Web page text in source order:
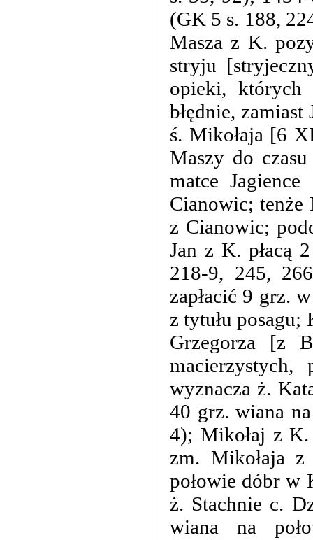
(GK 5 s. 188,
Masza z K.
stryju
opieki,
błędnie,
ś. Mikołaja [6
Maszy do
matce
Cianowic; tenże
z Cianowic;
Jan z K. płacą
218-9, 245,
zapłacić 9 grz.
z tytułu posagu;
Grzegorza [z
macierzystych,
wyznacza ż.
40 grz. wiana
4); Mikołaj z K.
zm. Mikołaja
połowie dóbr w
ż. Stachnie c.
wiana na